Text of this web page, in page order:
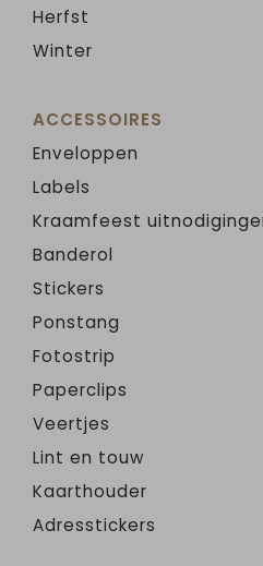
Herfst
Winter
ACCESSOIRES
Enveloppen
Labels
Kraamfeest
Banderol
Stickers
Ponstang
Fotostrip
Paperclips
Veertjes
Lint en touw
Kaarthouder
Adresstickers